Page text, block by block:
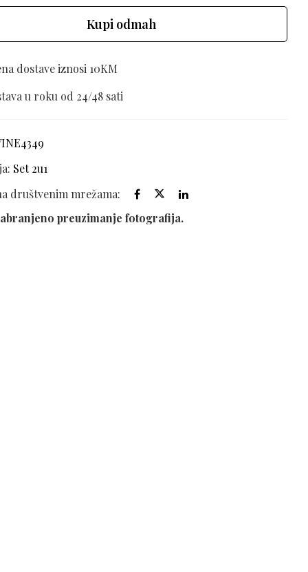
Kupi odmah
dostave iznosi 10KM
u roku od 24/48 sati
Set 2u1
društvenim mrežama:
preuzimanje fotografija.